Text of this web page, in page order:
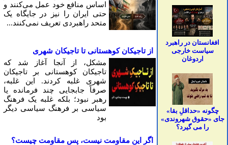
افغانستان در راهبرد
سیاست خارجی
اردوغان
چگونه «حداقلِ بقا»
جای «حقوق شهروندی»
را می گیرد؟
اساس منافع خود عمل می‌کنند و
حتی ایران را نیز در جایگاه یک
متحد راهبردی تعریف نمی‌کنند...
از تاجیکان کوهستانی تا تاجیکان شهری
مشکل، از آنجا آغاز شد که
تاجیکان کوهستانی بر تاجیکان
شهری غلبه کردند. این غلبه،
صرفاً جابجایی چند فرمانده یا
رهبر نبود؛ بلکه غلبه یک فرهنگ
سیاسی بر فرهنگ سیاسی دیگر
بود
اگر این مقاومت نیست، پس مقاومت چیست؟